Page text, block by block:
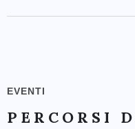
EVENTI
PERCORSI